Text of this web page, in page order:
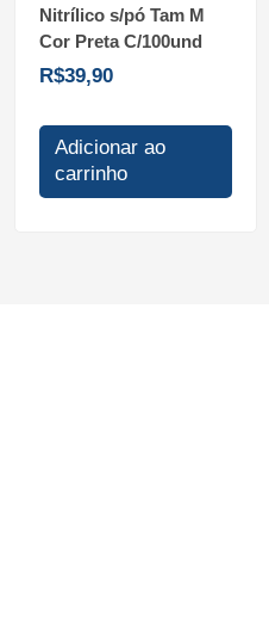
Nitrílico s/pó Tam M
Cor Preta C/100und
R$39,90
Adicionar ao
carrinho